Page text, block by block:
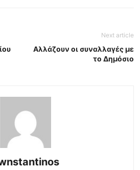
Next article
Αλλάζουν οι συναλλαγές με
το Δημόσιο